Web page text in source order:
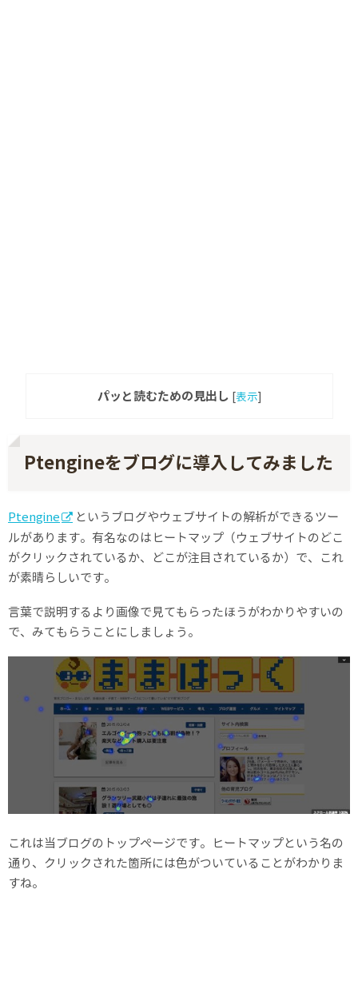
パッと読むための見出し [表示]
Ptengineをブログに導入してみました
Ptengine
というブログやウェブサイトの解析ができるツー
ルがあります。有名なのはヒートマップ（ウェブサイトのどこ
がクリックされているか、どこが注目されているか）で、これ
が素晴らしいです。
言葉で説明するより画像で見てもらったほうがわかりやすいの
で、みてもらうことにしましょう。
これは当ブログのトップページです。ヒートマップという名の
通り、クリックされた箇所には色がついていることがわかりま
すね。